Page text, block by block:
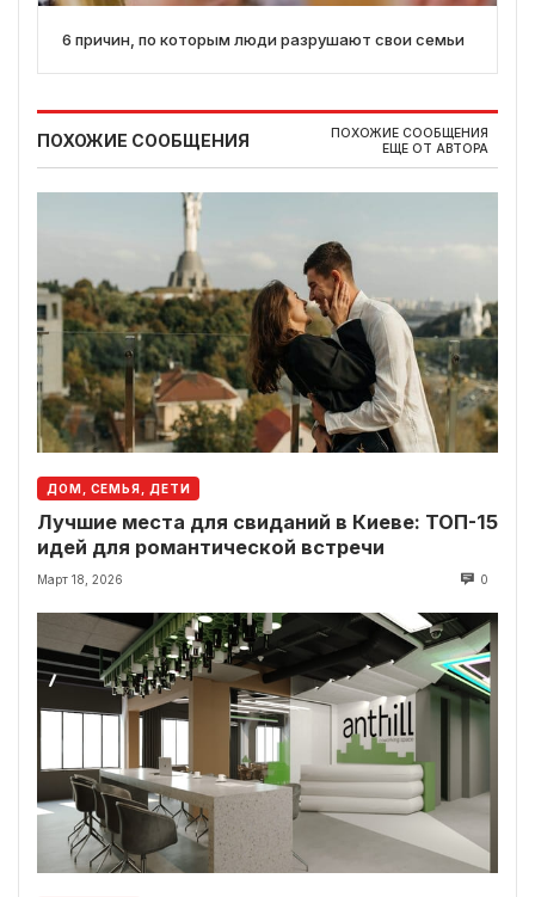
6 причин, по которым люди разрушают свои семьи
ПОХОЖИЕ СООБЩЕНИЯ
ПОХОЖИЕ СООБЩЕНИЯ
ЕЩЕ ОТ АВТОРА
ДОМ, СЕМЬЯ, ДЕТИ
Лучшие места для свиданий в Киеве: ТОП-15
идей для романтической встречи
Март 18, 2026 0